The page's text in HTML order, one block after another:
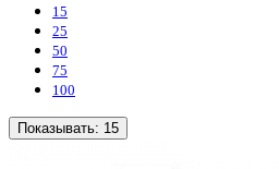
15
25
50
75
100
Показывать: 15